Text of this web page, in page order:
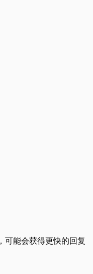
，可能会获得更快的回复